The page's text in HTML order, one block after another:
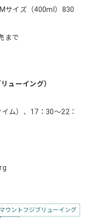
サイズ（400ml）830
まで
ューイング）
ム）、17：30～22：
マウントフジブリューイング